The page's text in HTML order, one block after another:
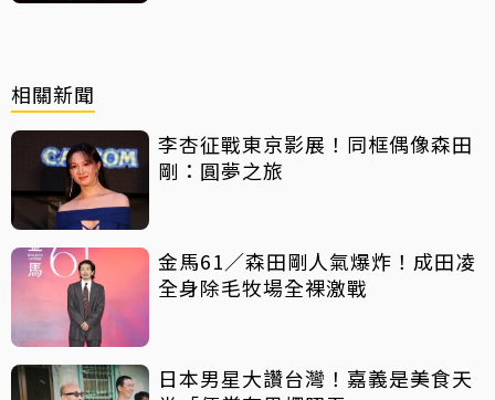
相關新聞
李杏征戰東京影展！同框偶像森田
剛：圓夢之旅
金馬61／森田剛人氣爆炸！成田凌
全身除毛牧場全裸激戰
日本男星大讚台灣！嘉義是美食天